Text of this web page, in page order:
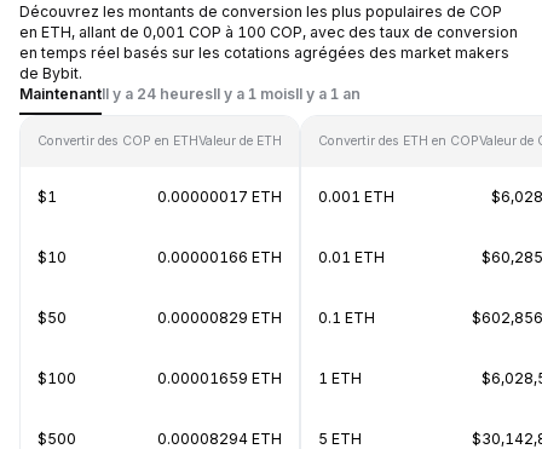
Découvrez les montants de conversion les plus populaires de COP
en ETH, allant de 0,001 COP à 100 COP, avec des taux de conversion
en temps réel basés sur les cotations agrégées des market makers
de Bybit.
MaintenantIl y a 24 heuresIl y a 1 moisIl y a 1 an
Convertir des COP en ETHValeur de ETH
$1 0.00000017 ETH
$10 0.00000166 ETH
$50 0.00000829 ETH
$100 0.00001659 ETH
$500 0.00008294 ETH
Convertir des ETH en COPValeur de
0.001 ETH
0.01 ETH
0.1 ETH
1 ETH
5 ETH